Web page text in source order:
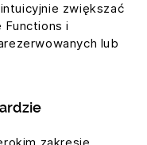
zwiększać
Functions i
lub